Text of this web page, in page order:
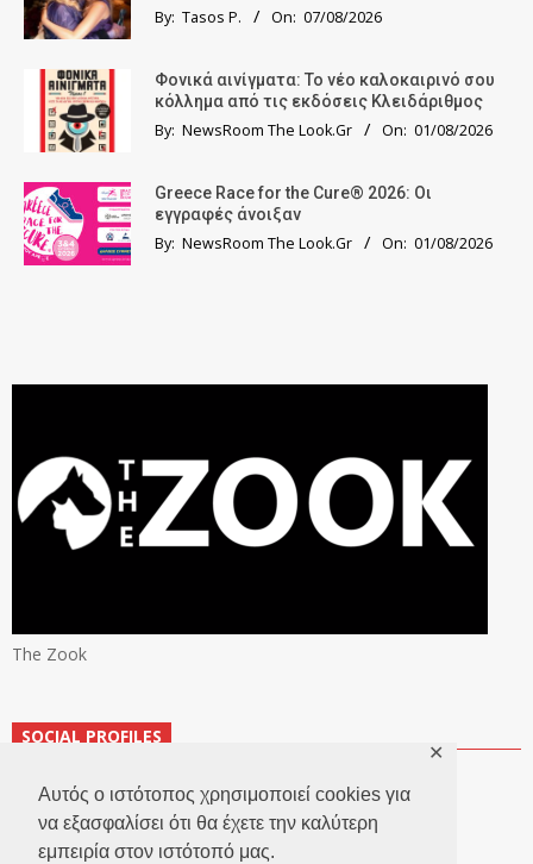
Αυτός ο ιστότοπος χρησιμοποιεί cookies για
να εξασφαλίσει ότι θα έχετε την καλύτερη
εμπειρία στον ιστότοπό μας.
✕
By: Tasos P. On: 07/08/2026
Φονικά αινίγματα: Το νέο καλοκαιρινό σου
κόλλημα από τις εκδόσεις Κλειδάριθμος
By: NewsRoom The Look.Gr On: 01/08/2026
Greece Race for the Cure® 2026: Οι
εγγραφές άνοιξαν
By: NewsRoom The Look.Gr On: 01/08/2026
The Zook
SOCIAL PROFILES